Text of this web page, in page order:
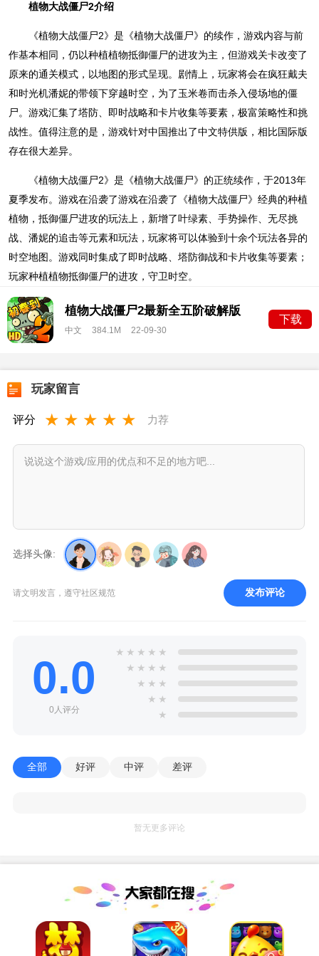
植物大战僵尸2介绍
《植物大战僵尸2》是《植物大战僵尸》的续作，游戏内容与前
作基本相同，仍以种植植物抵御僵尸的进攻为主，但游戏关卡改变了
原来的通关模式，以地图的形式呈现。剧情上，玩家将会在疯狂戴夫
和时光机潘妮的带领下穿越时空，为了玉米卷而击杀入侵场地的僵
尸。游戏汇集了塔防、即时战略和卡片收集等要素，极富策略性和挑
战性。值得注意的是，游戏针对中国推出了中文特供版，相比国际版
存在很大差异。
《植物大战僵尸2》是《植物大战僵尸》的正统续作，于2013年
夏季发布。游戏在沿袭了游戏在沿袭了《植物大战僵尸》经典的种植
植物，抵御僵尸进攻的玩法上，新增了叶绿素、手势操作、无尽挑
战、潘妮的追击等元素和玩法，玩家将可以体验到十余个玩法各异的
时空地图。游戏同时集成了即时战略、塔防御战和卡片收集等要素；
玩家种植植物抵御僵尸的进攻，守卫时空。
植物大战僵尸2最新全五阶破解版
v2.9.2初春到
中文 384.1M 22-09-30
下载
玩家留言
评分 ★ ★ ★ ★ ★ 力荐
选择头像:
请文明发言，遵守社区规范 发布评论
0.0
0人评分
★ ★ ★ ★ ★
★ ★ ★ ★
★ ★ ★
★ ★
★
全部 好评 中评 差评
暂无更多评论